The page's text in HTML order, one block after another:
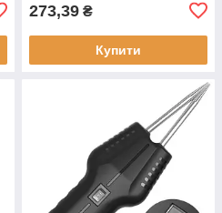
273,39 ₴
Купити